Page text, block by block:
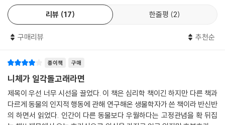
2020년대는 두 개의 대비되는 거대한 사건이 공존하는 시기이다. 국제 학
선정한 것처럼 불과 1년도 걸리지 않은 백신 개발 덕분에 전 세계를 공포
22년 2월, 러시아와 우크라이나 전쟁이 발발했고, 두 번의 거대한 전쟁을
겪은 유럽은 물론이고 전 세계가 촉각을 곤두세우며 전쟁의 향방을 지켜보
고 있다. 모두 인간이 만든 일이다.
『니체가 일각돌고래라면』에 등장하는 사례들은 인간 지능이 만든 눈부신
리뷰 17 한줄평 2
구매리뷰 추천순
종이책 구매
니체가 일각돌고래라면
제목이 우선 너무 시선을 끌었다. 이 책은 심리학 책이긴 하지만 다른 책과
다르게 동물의 인지적 행동에 관해 연구해온 생물학자가 쓴 책이라 반신반
의 하면서 읽었다. 인간이 다른 동물보다 우월하다는 고정관념을 확 뒤집